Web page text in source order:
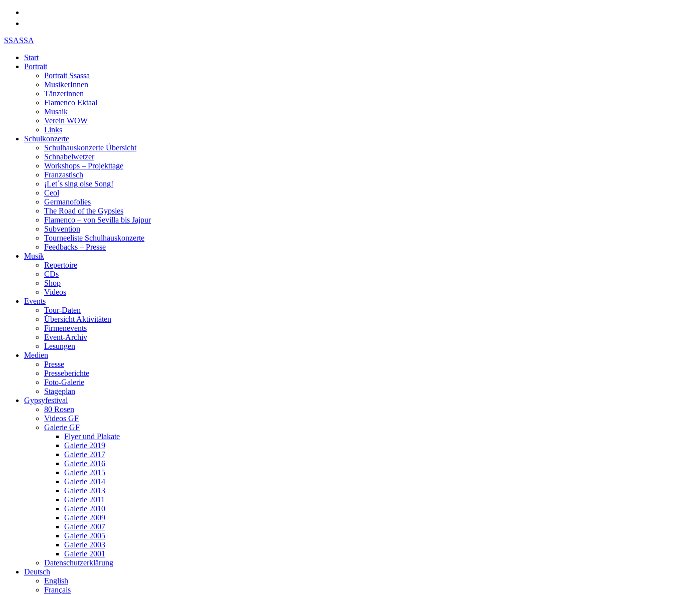
SSASSA
Start
Portrait
Portrait Ssassa
MusikerInnen
Tänzerinnen
Flamenco Ektaal
Musaik
Verein WOW
Links
Schulkonzerte
Schulhauskonzerte Übersicht
Schnabelwetzer
Workshops – Projekttage
Franzastisch
¡Let´s sing oise Song!
Ceol
Germanofolies
The Road of the Gypsies
Flamenco – von Sevilla bis Jajpur
Subvention
Tourneeliste Schulhauskonzerte
Feedbacks – Presse
Musik
Repertoire
CDs
Shop
Videos
Events
Tour-Daten
Übersicht Aktivitäten
Firmenevents
Event-Archiv
Lesungen
Medien
Presse
Presseberichte
Foto-Galerie
Stageplan
Gypsyfestival
80 Rosen
Videos GF
Galerie GF
Flyer und Plakate
Galerie 2019
Galerie 2017
Galerie 2016
Galerie 2015
Galerie 2014
Galerie 2013
Galerie 2011
Galerie 2010
Galerie 2009
Galerie 2007
Galerie 2005
Galerie 2003
Galerie 2001
Datenschutzerklärung
Deutsch
English
Français